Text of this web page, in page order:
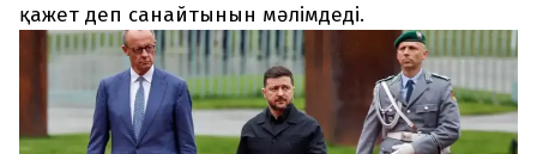
Редакциямен байланыс
+7 708 604 51 06
Жарнама бөлімі
+7 701 220 64 52
Пошта
zhasalash100@gmail.com
қажет деп санайтынын мәлімдеді.